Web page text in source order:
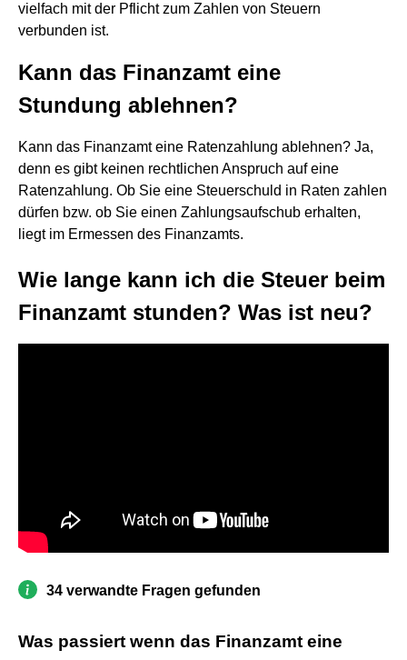
vielfach mit der Pflicht zum Zahlen von Steuern
verbunden ist.
Kann das Finanzamt eine
Stundung ablehnen?
Kann das Finanzamt eine Ratenzahlung ablehnen? Ja,
denn es gibt keinen rechtlichen Anspruch auf eine
Ratenzahlung. Ob Sie eine Steuerschuld in Raten zahlen
dürfen bzw. ob Sie einen Zahlungsaufschub erhalten,
liegt im Ermessen des Finanzamts.
Wie lange kann ich die Steuer beim
Finanzamt stunden? Was ist neu?
34 verwandte Fragen gefunden
Was passiert wenn das Finanzamt eine